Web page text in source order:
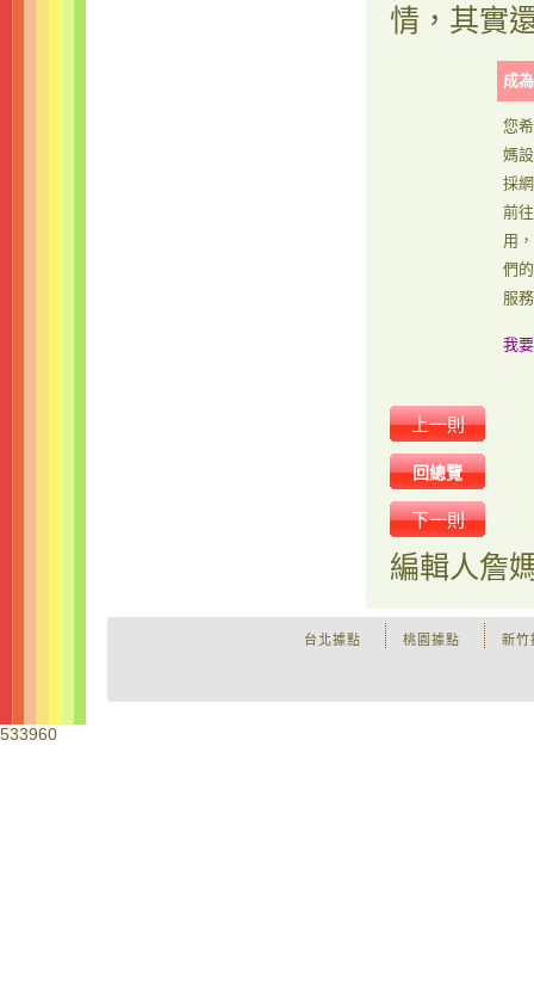
情，其實
成
您
媽
採
前
用
們
服
我
上一則
回總覽
下一則
編輯人詹
新竹
桃園據點
台北據點
533960